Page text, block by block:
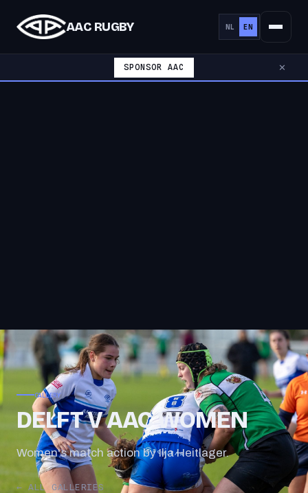
AAC RUGBY NL EN
SPONSOR AAC ✕
GALLERY
DELFT V AAC WOMEN
Women's match action by Ilja Heitlager.
← ALL GALLERIES